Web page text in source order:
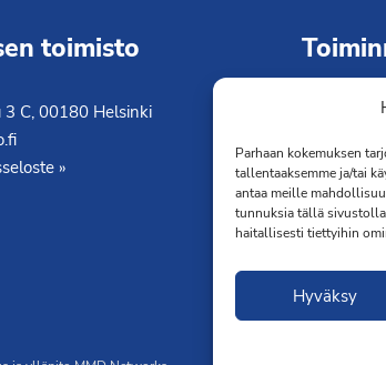
Parhaan kokemuksen
tallentaaksemme ja/tai
antaa meille
tunnuksia tällä
haitallisesti tiettyihin
Hyväksy
toimisto
3 C, 00180 Helsinki
»
Kimmo
041 501